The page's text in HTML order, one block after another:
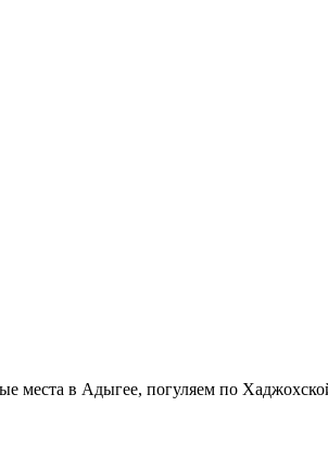
в Адыгее, погуляем по